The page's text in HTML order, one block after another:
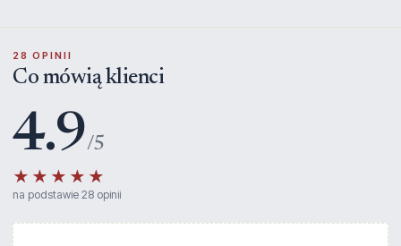
28 OPINII
Co mówią klienci
4.9/5
★★★★★
na podstawie 28 opinii